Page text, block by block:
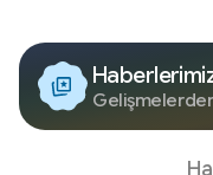
Google'da
Edin